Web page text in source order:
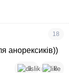
18
анорексиків))
1 8